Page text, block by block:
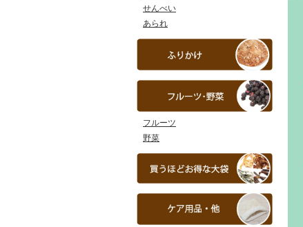
せんべい
あられ
フルーツ
野菜